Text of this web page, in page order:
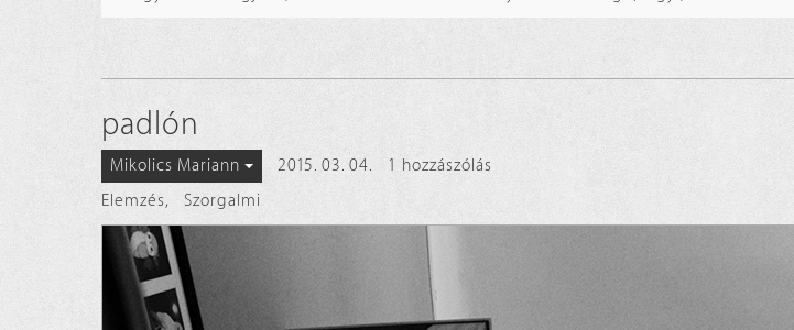
padlón
Mikolics Mariann 2015. 03. 04.
1 hozzászólás
Elemzés, Szorgalmi